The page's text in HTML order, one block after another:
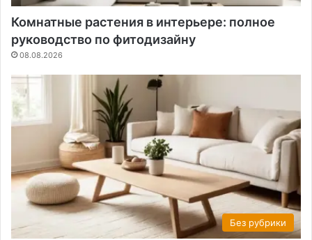
Комнатные растения в интерьере: полное
руководство по фитодизайну
08.08.2026
Без рубрики